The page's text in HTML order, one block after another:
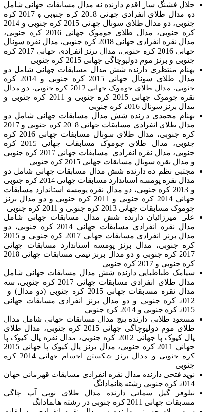
جلال فشنگ ساز اقدم دارنده نه مدال مسابقات جهانی شامل
دو مدال طلای انفرادی جهانی 2018 کره جنوبی و 2017 کره
جنوبی، دو مدال طلای سونال جهانی 2015 کره جنوبی و 2014
کره جنوبی، مدال طلای جوموک جهانی 2016 کره جنوبی،
مدال نقره انفرادی جهانی 2018 کره جنوبی، مدال نقره سونال
جهانی 2016 کره جنوبی، مدال برنز انفرادی جهانی 2017 کره
جنوبی و برنز موم دولیوچاگی جهانی 2015 کره جنوبی
بهنام منتظری دارنده شش مدال مسابقات جهانی شامل دو
مدال طلای سونال جهانی 2015 کره جنوبی و 2014 کره
جنوبی، مدال طلای جوموک جهانی 2012 کره جنوبی، دو مدال
نقره جوموک جهانی 2015 کره جنوبی و 2011 کره جنوبی و
مدال برنز سونال 2016 کره جنوبی
بهنام محمدی دارنده شش مدال مسابقات جهانی شامل دو
مدال طلای انفرادی مسابقات جهانی 2018 کره جنوبی و 2017
کره جنوبی، مدال طلای سونال مسابقات جهانی 2016 کره
جنوبی، مدال طلای جوموک مسابقات جهانی 2015 کره
جنوبی، مدال نقره انفرادی مسابقات جهانی 2017 کره جنوبی
و مدال نقره سونال مسابقات جهانی 2015 کره جنوبی
مجتبی نظم ده دارنده شش مدال مسابقات جهانی شامل دو
مدال نقره پومسه استاندارد مسابقات جهانی 2014 کره جنوبی
و 2013 کره جنوبی، دو مدال نقره پومسه استاندارد مسابقات
جهانی 2014 کره جنوبی و 2011 کره جنوبی و دو مدال برنز
جوموک مسابقات جهانی 2013 کره جنوبی و 2011 کره جنوبی
علی میرزائیان دارنده شش مدال مسابقات جهانی شامل
مدال نقره انفرادی مسابقات جهانی 2014 کره جنوبی، دو
مدال برنز انفرادی مسابقات جهانی 2017 کره جنوبی و 2015
کره جنوبی، مدال برنز پومسه استاندارد مسابقات جهانی
2017 کره جنوبی و دو مدال برنز تیمی مسابقات جهانی 2018
کره جنوبی و 2017 کره جنوبی
سیامک طباطبایی دارنده شش مدال مسابقات جهانی شامل
مدال طلای انفرادی مسابقات جهانی 2017 کره جنوبی، سه
مدال نقره مسابقات جهانی 2015 کره جنوبی (دو مدال) و
2012 کره جنوبی و دو مدال برنز انفرادی مسابقات جهانی
2015 کره جنوبی و 2014 کره جنوبی
مسعود طلایی دارنده پنج مدال مسابقات جهانی شامل مدال
طلای موم دولیوچاگی جهانی 2015 کره جنوبی، مدال طلای
پال کیوک پا جهانی 2012 کره جنوبی، مدال نقره پال کیوک پا
جهانی 2011 کره جنوبی، مدال برنز پال کیوک پا جهانی 2015
کره جنوبی و مدال برنز شکستن اجسام جهانی 2014 کره
جنوبی
نوید فتحی دارنده مدال نقره انفرادی مسابقات قهرمانی جهان
2014 کره جنوبی رشته هانمادانگ
نیلوفر گیل سمائی دارنده مدال طلای نوپی آپ چاگی
مسابقات جهانی 2011 کره جنوبی در رشته هانمادانگ